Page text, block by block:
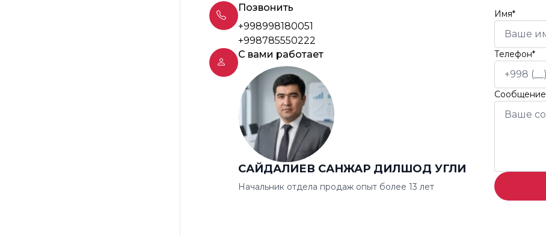
Позвонить
+998998180051
+998785550222
С вами работает
САЙДАЛИЕВ САНЖАР ДИЛШОД УГЛИ
Начальник отдела продаж опыт более 13 лет
Имя*
Телефон*
Сообщение